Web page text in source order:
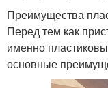
Преимущества
Перед тем как
именно
основные